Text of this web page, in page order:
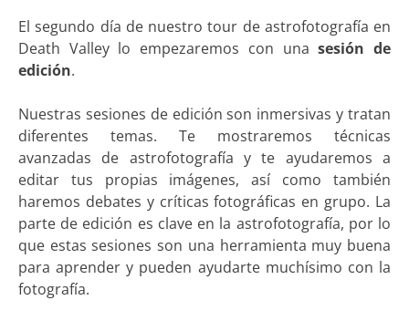
El segundo día de nuestro tour de astrofotografía en
Death Valley lo empezaremos con unasesión de
edición.
Nuestras sesiones de edición son inmersivas y tratan
diferentes temas. Te mostraremos técnicas
avanzadas de astrofotografía y te ayudaremos a
editar tus propias imágenes, así como también
haremos debates y críticas fotográficas en grupo. La
parte de edición es clave en la astrofotografía, por lo
que estas sesiones son una herramienta muy buena
para aprender y pueden ayudarte muchísimo con la
fotografía.